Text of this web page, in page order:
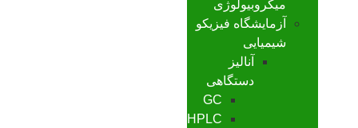
میکروبیولوژی
آزمایشگاه فیزیکو
شیمیایی
آنالیز
دستگاهی
GC
HPLC